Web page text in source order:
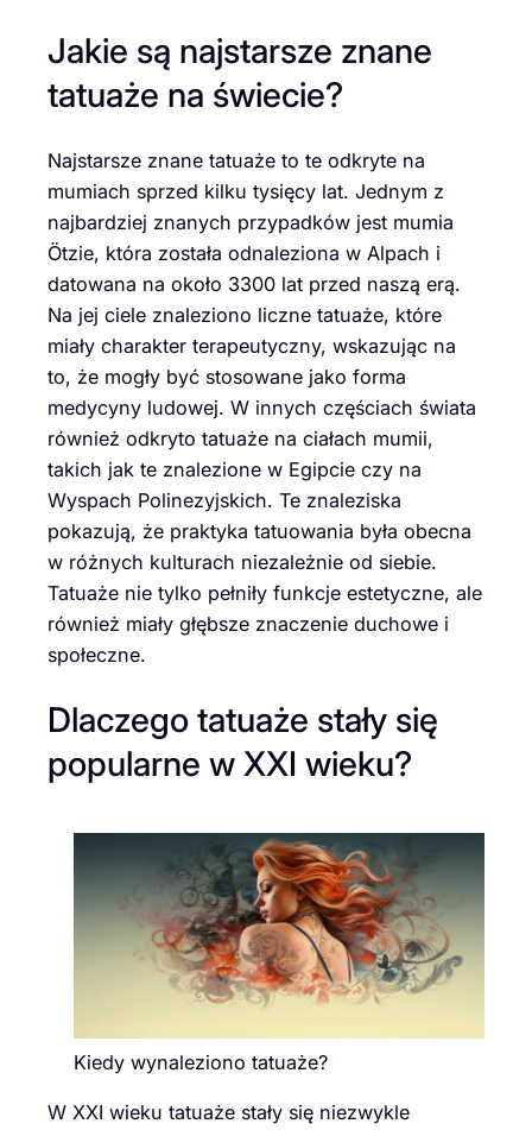
Jakie są najstarsze znane
tatuaże na świecie?
Najstarsze znane tatuaże to te odkryte na
mumiach sprzed kilku tysięcy lat. Jednym z
najbardziej znanych przypadków jest mumia
Ötzie, która została odnaleziona w Alpach i
datowana na około 3300 lat przed naszą erą.
Na jej ciele znaleziono liczne tatuaże, które
miały charakter terapeutyczny, wskazując na
to, że mogły być stosowane jako forma
medycyny ludowej. W innych częściach świata
również odkryto tatuaże na ciałach mumii,
takich jak te znalezione w Egipcie czy na
Wyspach Polinezyjskich. Te znaleziska
pokazują, że praktyka tatuowania była obecna
w różnych kulturach niezależnie od siebie.
Tatuaże nie tylko pełniły funkcje estetyczne, ale
również miały głębsze znaczenie duchowe i
społeczne.
Dlaczego tatuaże stały się
popularne w XXI wieku?
Kiedy wynaleziono tatuaże?
W XXI wieku tatuaże stały się niezwykle